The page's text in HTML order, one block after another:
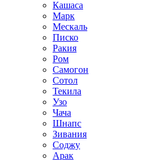
Кашаса
Марк
Мескаль
Писко
Ракия
Ром
Самогон
Сотол
Текила
Узо
Чача
Шнапс
Зивания
Соджу
Арак